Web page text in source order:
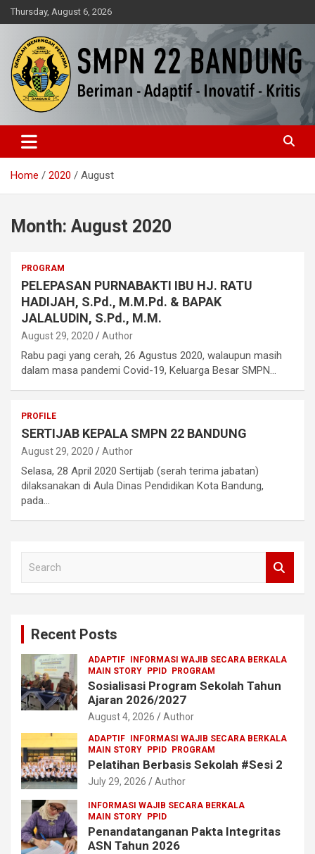
Skip
to
content
Thursday, August 6, 2026
SMPN 22 Bandung
Home 2020 August
Month: August 2020
PROGRAM
PELEPASAN PURNABAKTI IBU HJ. RATU
HADIJAH, S.Pd., M.M.Pd. & BAPAK
JALALUDIN, S.Pd., M.M.
August 29, 2020 Author
Rabu pagi yang cerah, 26 Agustus 2020, walaupun masih
dalam masa pandemi Covid-19, Keluarga Besar SMPN…
PROFILE
SERTIJAB KEPALA SMPN 22 BANDUNG
August 29, 2020 Author
Selasa, 28 April 2020 Sertijab (serah terima jabatan)
dilaksanakan di Aula Dinas Pendidikan Kota Bandung,
pada…
Recent Posts
ADAPTIF
INFORMASI WAJIB SECARA BERKALA
MAIN STORY
PPID PROGRAM
Sosialisasi Program Sekolah Tahun
Ajaran 2026/2027
August 4, 2026 Author
ADAPTIF
INFORMASI WAJIB SECARA BERKALA
MAIN STORY
PPID PROGRAM
Pelatihan Berbasis Sekolah #Sesi 2
July 29, 2026 Author
INFORMASI WAJIB SECARA BERKALA
MAIN STORY
PPID
Penandatanganan Pakta Integritas
ASN Tahun 2026